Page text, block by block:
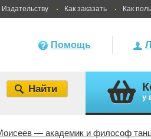
Издательству Как заказать Как
Помощь
у
— академик и философ